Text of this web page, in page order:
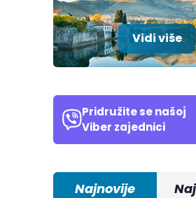
Vidi više
Pridružite se našoj
Viber zajednici
Najnovije